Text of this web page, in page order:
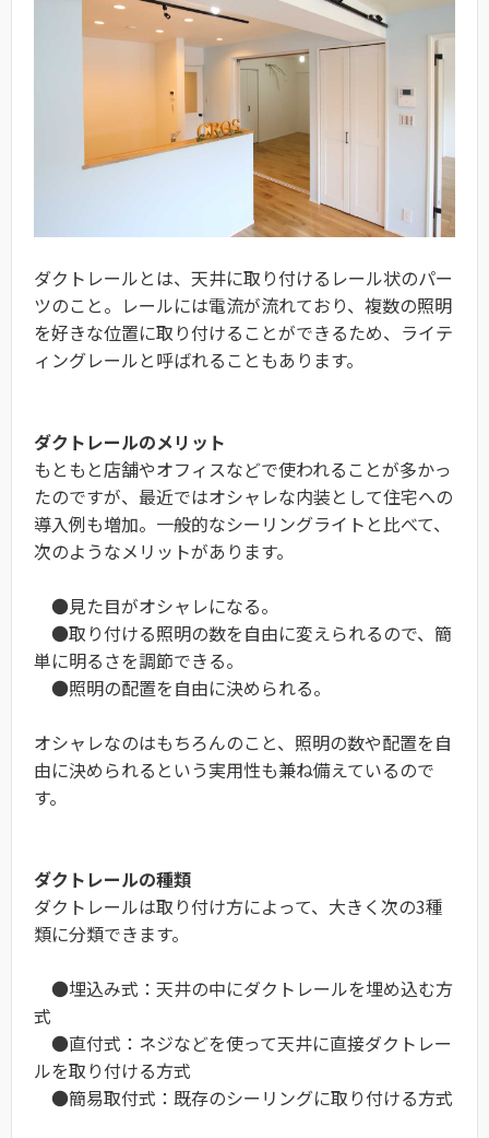
ダクトレールとは、天井に取り付けるレール状のパー
ツのこと。レールには電流が流れており、複数の照明
を好きな位置に取り付けることができるため、ライテ
ィングレールと呼ばれることもあります。
ダクトレールのメリット
もともと店舗やオフィスなどで使われることが多かっ
たのですが、最近ではオシャレな内装として住宅への
導入例も増加。一般的なシーリングライトと比べて、
次のようなメリットがあります。
●見た目がオシャレになる。
●取り付ける照明の数を自由に変えられるので、簡
単に明るさを調節できる。
●照明の配置を自由に決められる。
オシャレなのはもちろんのこと、照明の数や配置を自
由に決められるという実用性も兼ね備えているので
す。
ダクトレールの種類
ダクトレールは取り付け方によって、大きく次の3種
類に分類できます。
●埋込み式：天井の中にダクトレールを埋め込む方
式
●直付式：ネジなどを使って天井に直接ダクトレー
ルを取り付ける方式
●簡易取付式：既存のシーリングに取り付ける方式